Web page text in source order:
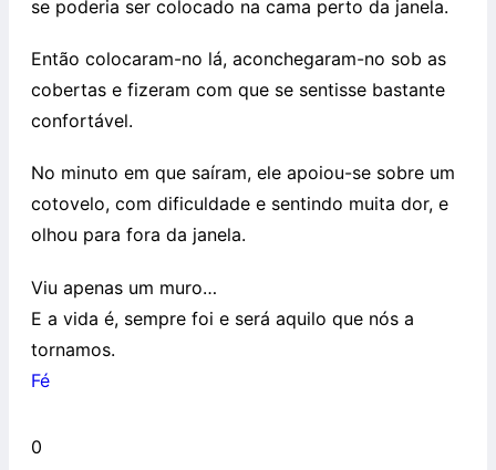
se poderia ser colocado na cama perto da janela.
Então colocaram-no lá, aconchegaram-no sob as
cobertas e fizeram com que se sentisse bastante
confortável.
No minuto em que saíram, ele apoiou-se sobre um
cotovelo, com dificuldade e sentindo muita dor, e
olhou para fora da janela.
Viu apenas um muro…
E a vida é, sempre foi e será aquilo que nós a
tornamos.
Fé
0